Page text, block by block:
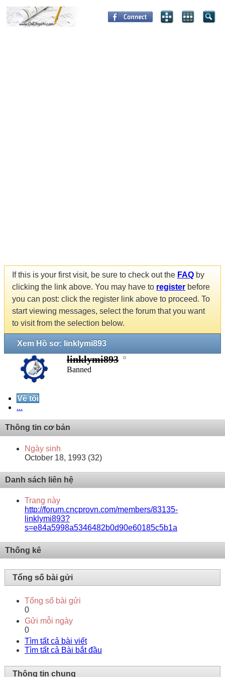
If this is your first visit, be sure to check out the FAQ by
clicking the link above. You may have to register before
you can post: click the register link above to proceed. To
start viewing messages, select the forum that you want
to visit from the selection below.
Xem Hồ sơ: linklymi893
linklymi893
Banned
Về tôi
...
Thông tin cơ bản
Ngày sinh
October 18, 1993 (32)
Danh sách liên hệ
Trang này
http://forum.cncprovn.com/members/83135-
linklymi893?
s=e84a5998a5346482b0d90e60185c5b1a
Thống kê
Tổng số bài gửi
Tổng số bài gửi
0
Gửi mỗi ngày
0
Tìm tất cả bài viết
Tìm tất cả Bài bắt đầu
Thông tin chung